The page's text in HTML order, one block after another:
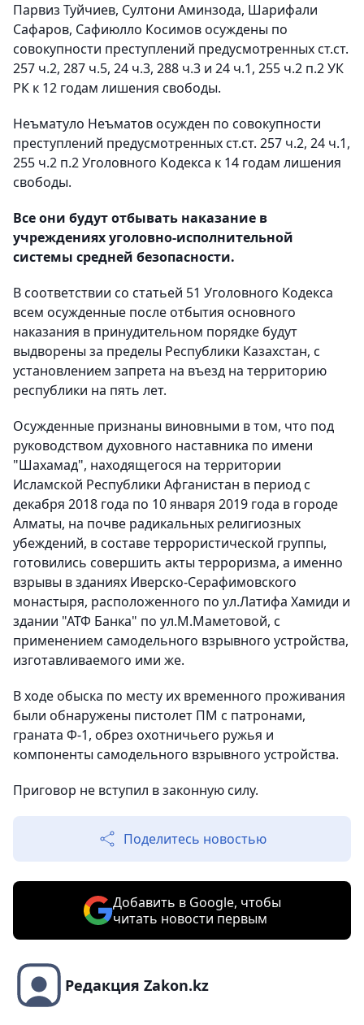
Парвиз Туйчиев, Султони Аминзода, Шарифали
Сафаров, Сафиюлло Косимов осуждены по
совокупности преступлений предусмотренных ст.ст.
257 ч.2, 287 ч.5, 24 ч.3, 288 ч.3 и 24 ч.1, 255 ч.2 п.2 УК
РК к 12 годам лишения свободы.
Неъматуло Неъматов осужден по совокупности
преступлений предусмотренных ст.ст. 257 ч.2, 24 ч.1,
255 ч.2 п.2 Уголовного Кодекса к 14 годам лишения
свободы.
Все они будут отбывать наказание в
учреждениях уголовно-исполнительной
системы средней безопасности.
В соответствии со статьей 51 Уголовного Кодекса
всем осужденные после отбытия основного
наказания в принудительном порядке будут
выдворены за пределы Республики Казахстан, с
установлением запрета на въезд на территорию
республики на пять лет.
Осужденные признаны виновными в том, что под
руководством духовного наставника по имени
"Шахамад", находящегося на территории
Исламской Республики Афганистан в период с
декабря 2018 года по 10 января 2019 года в городе
Алматы, на почве радикальных религиозных
убеждений, в составе террористической группы,
готовились совершить акты терроризма, а именно
взрывы в зданиях Иверско-Серафимовского
монастыря, расположенного по ул.Латифа Хамиди и
здании "АТФ Банка" по ул.М.Маметовой, с
применением самодельного взрывного устройства,
изготавливаемого ими же.
В ходе обыска по месту их временного проживания
были обнаружены пистолет ПМ с патронами,
граната Ф-1, обрез охотничьего ружья и
компоненты самодельного взрывного устройства.
Приговор не вступил в законную силу.
Поделитесь новостью
Добавить в Google, чтобы
читать новости первым
Редакция Zakon.kz